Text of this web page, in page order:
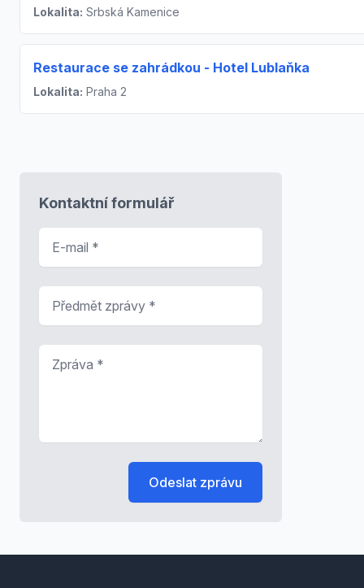
Lokalita: Srbská Kamenice
Restaurace se zahrádkou - Hotel Lublaňka
Lokalita: Praha 2
Kontaktní formulář
Odeslat zprávu